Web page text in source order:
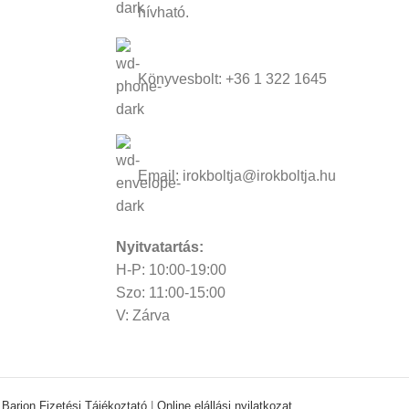
hívható.
Könyvesbolt: +36 1 322 1645
Email: irokboltja@irokboltja.hu
Nyitvatartás:
H-P: 10:00-19:00
Szo: 11:00-15:00
V: Zárva
Barion Fizetési Tájékoztató| Online elállási nyilatkozat